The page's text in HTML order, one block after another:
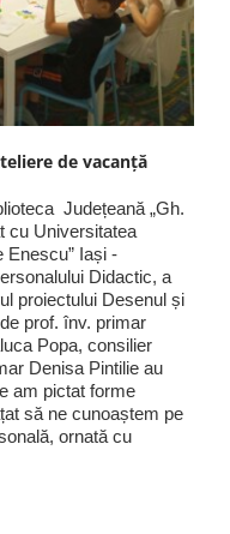
de vacanță
Județeană „Gh.
cu Universitatea
Enescu” Iași -
Didactic, a
proiectului Desenul și
prof. înv. primar
Popa, consilier
Denisa Pintilie au
am pictat forme
să ne cunoaștem pe
ornată cu